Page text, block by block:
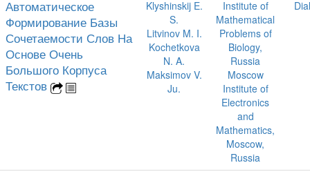
Автоматическое
Формирование Базы
Сочетаемости Слов На
Основе Очень
Большого Корпуса
Текстов
Klyshinskij E.
S.
Litvinov M. I.
Kochetkova
N. A.
Maksimov V.
Ju.
Institute of
Mathematical
Problems of
Biology,
Russia
Moscow
Institute of
Electronics
and
Mathematics,
Moscow,
Russia